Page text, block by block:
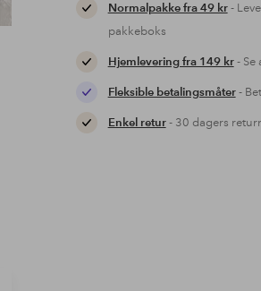
Normalpakke fra 49 kr-
pakkeboks
Hjemlevering fra 149 kr- Se
Fleksible betalingsmåter-
Enkel retur- 30 dagers